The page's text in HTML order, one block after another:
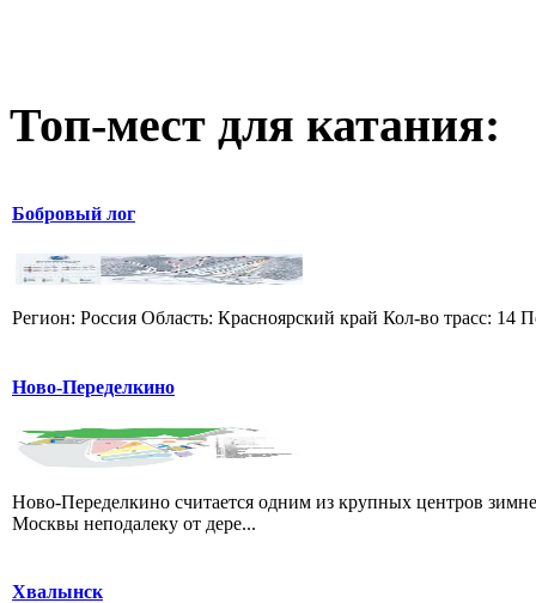
Топ-мест для катания:
Бобровый лог
Регион: Россия Область: Красноярский край Кол-во трасс:
Ново-Переделкино
Ново-Переделкино считается одним из крупных центров
Москвы неподалеку от дере...
Хвалынск